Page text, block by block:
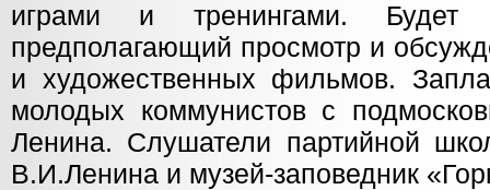
играми и тренингами. Будет
предполагающий просмотр и
и художественных фильмов.
молодых коммунистов с
Ленина. Слушатели партийной
В.И.Ленина и музей-заповедник